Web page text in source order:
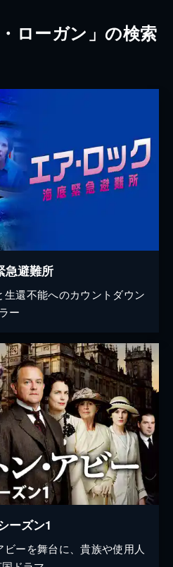
ローガン」の検索
避難所
還不能へのカウントダウン
ー
ーズン1
ーを舞台に、貴族や使用人